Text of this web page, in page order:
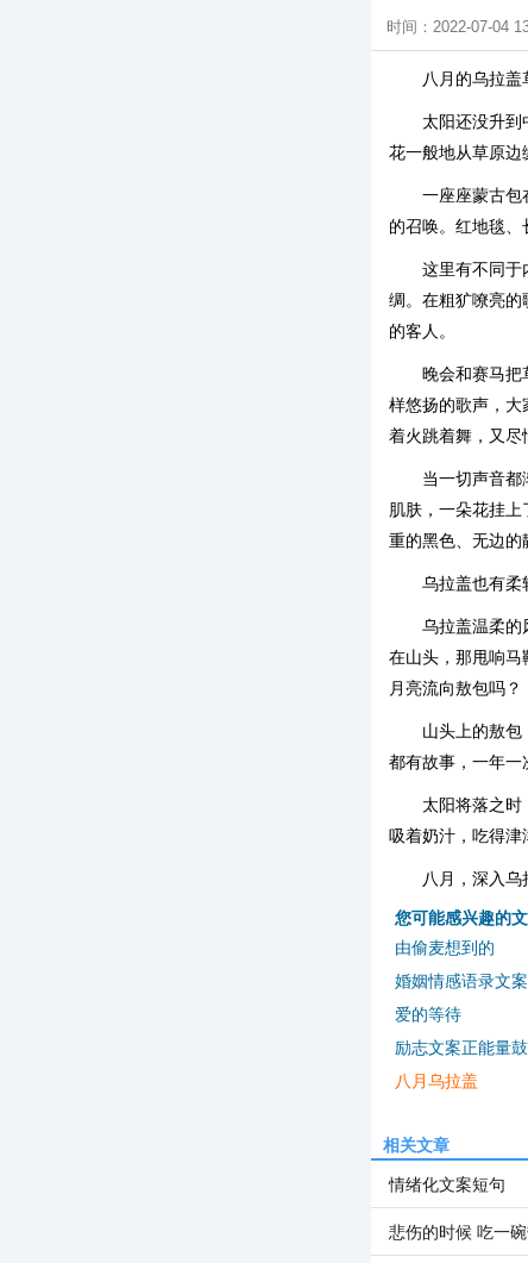
时间：2022-07-04
八月的乌拉盖
太阳还没升
花一般地从草原边
一座座蒙古包
的召唤。红地毯、
这里有不同于
绸。在粗犷嘹亮的
的客人。
晚会和赛马把
样悠扬的歌声，大
着火跳着舞，又尽
当一切声音
肌肤，一朵花挂
重的黑色、无边的
乌拉盖也有柔
乌拉盖温柔的
在山头，那甩响马
月亮流向敖包吗？
山头上的敖包
都有故事，一年一
太阳将落之
吸着奶汁，吃得津
八月，深入乌
您可能感兴趣的
由偷麦想到的
婚姻情感语录文案
爱的等待
励志文案正能量
八月乌拉盖
相关文章
情绪化文案短句
悲伤的时候 吃一